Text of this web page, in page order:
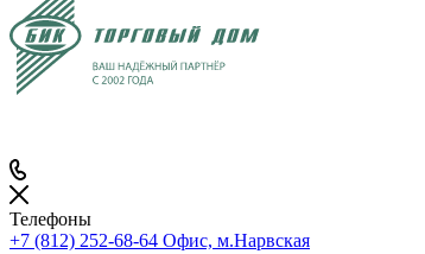
Телефоны
+7 (812) 252-68-64 Офис, м.Нарвская